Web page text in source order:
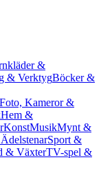
&
& VerktygBöcker &
Foto, Kameror &
Hem &
KonstMusikMynt &
Sport &
& VäxterTV-spel &